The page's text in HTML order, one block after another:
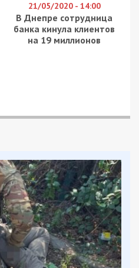
21/05/2020 - 14:00
В Днепре сотрудница
банка кинула клиентов
на 19 миллионов